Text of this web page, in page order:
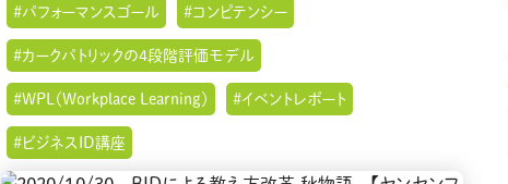
#パフォーマンスゴール #コンピテンシー
#カークパトリックの4段階評価モデル
#WPL（Workplace Learning） #イベントレポート
#ビジネスID講座